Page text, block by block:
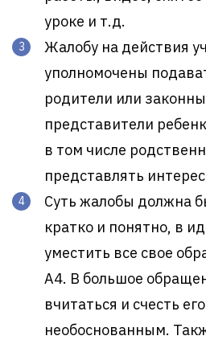
уроке и т.д.
Жалобу на действия
уполномочены
родители или
представители
в том числе
представлять
Суть жалобы должна
кратко и понятно, в
уместить все свое
А4. В большое
вчитаться и счесть его
необоснованным.